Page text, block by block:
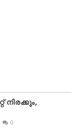
നിരക്കും,
0